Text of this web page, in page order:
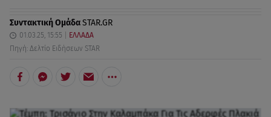
Συντακτική ΟμάδαSTAR.GR
01.03.25, 15:55
ΕΛΛΑΔΑ
Πηγή: Δελτίο Ειδήσεων STAR